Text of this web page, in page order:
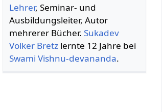
Lehrer, Seminar- und
Ausbildungsleiter, Autor
mehrerer Bücher. Sukadev
Volker Bretz lernte 12 Jahre bei
Swami Vishnu-devananda.